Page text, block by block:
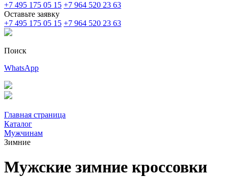
+7 495 175 05 15 +7 964 520 23 63
Оставьте заявку
+7 495 175 05 15 +7 964 520 23 63
Поиск
WhatsApp
Главная страница
Каталог
Мужчинам
Зимние
Мужские зимние кроссовки